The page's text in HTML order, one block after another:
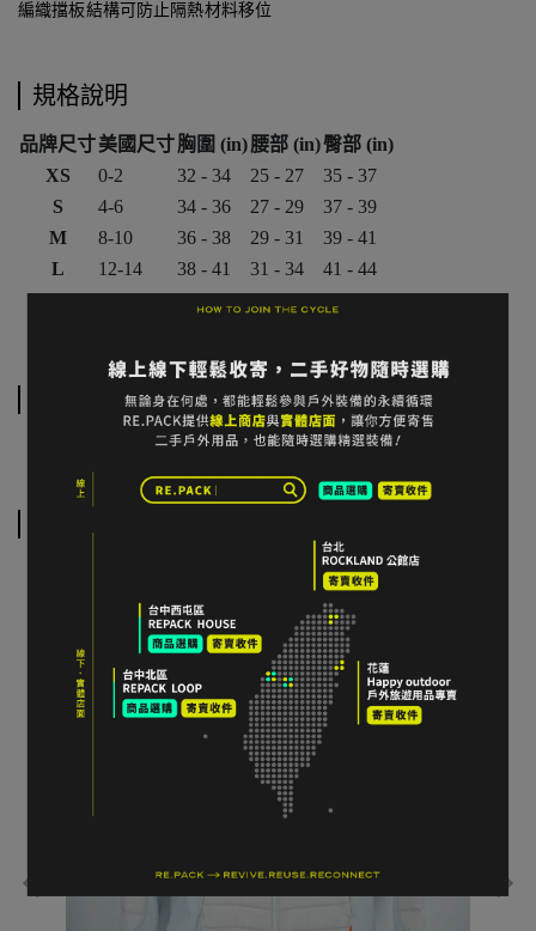
編織擋板結構可防止隔熱材料移位
規格說明
品牌尺寸美國尺寸胸圍 (in)腰部 (in)臀部 (in)
XS
0-2 32 - 34 25 - 27
35 - 37
S
4-6 34 - 36 27 - 29
37 - 39
M
8-10 36 - 38 29 - 31
39 - 41
L
12-14 38 - 41 31 - 34
41 - 44
XL
16-18 41 - 45 34 - 38
44 - 48
運送方式
相關商品